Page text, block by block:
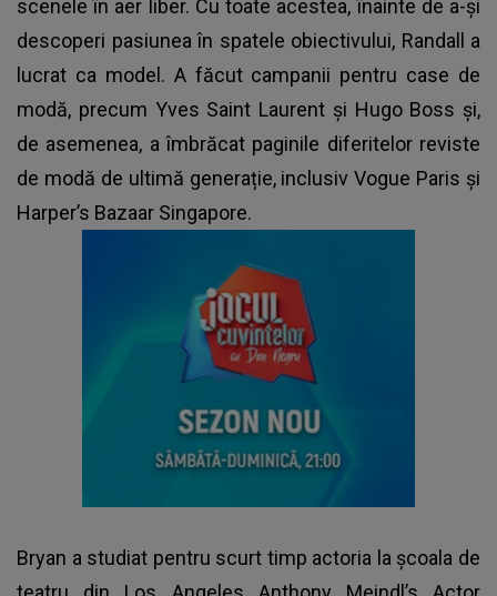
scenele în aer liber. Cu toate acestea, înainte de a-și
descoperi pasiunea în spatele obiectivului, Randall a
lucrat ca model. A făcut campanii pentru case de
modă, precum Yves Saint Laurent și Hugo Boss și,
de asemenea, a îmbrăcat paginile diferitelor reviste
de modă de ultimă generație, inclusiv Vogue Paris și
Harper’s Bazaar Singapore.
Bryan a studiat pentru scurt timp actoria la școala de